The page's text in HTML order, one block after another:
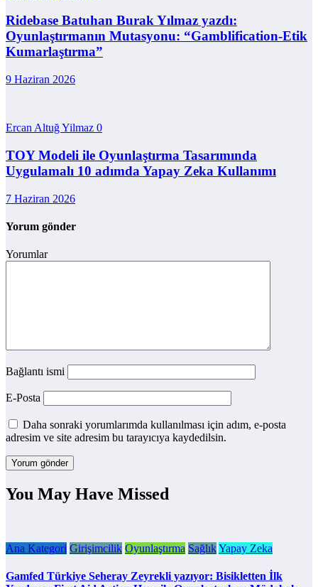
Ridebase Batuhan Burak Yılmaz yazdı:
Oyunlaştırmanın Mutasyonu: “Gamblification-Etik
Kumarlaştırma”
9 Haziran 2026
Ercan Altuğ Yilmaz 0
TOY Modeli ile Oyunlaştırma Tasarımında
Uygulamalı 10 adımda Yapay Zeka Kullanımı
7 Haziran 2026
Yorum gönder
Yorumlar
Bağlantı ismi
E-Posta
Daha sonraki yorumlarımda kullanılması için adım, e-posta
adresim ve site adresim bu tarayıcıya kaydedilsin.
You May Have Missed
Ana Kategori Girişimcilik Oyunlaştırma SağlıkYapay Zeka
Gamfed Türkiye Seheray Zeyrekli yazıyor: Bisikletten İlk